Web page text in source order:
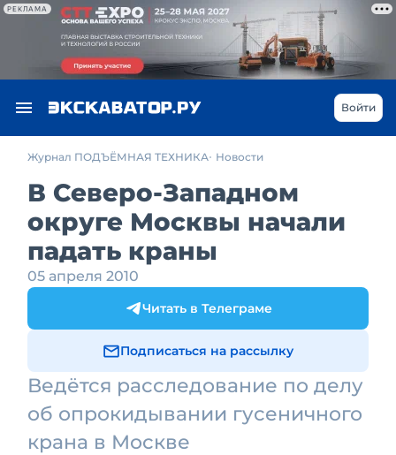
РЕКЛАМА
Войти
Журнал ПОДЪЁМНАЯ ТЕХНИКА Новости
В Северо-Западном
округе Москвы начали
падать краны
05 апреля 2010
Читать в Телеграме
Подписаться на рассылку
Ведётся расследование по делу
об опрокидывании гусеничного
крана в Москве